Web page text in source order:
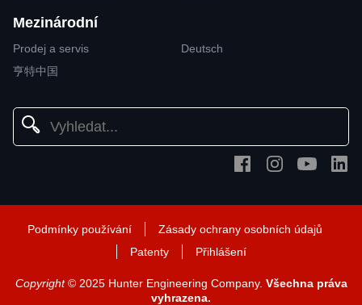
Mezinárodní
Prodej a servis
Deutsch
亨特中国
Podmínky používání
Zásady ochrany osobních údajů
Patenty
Přihlášení
Copyright© 2025 Hunter Engineering Company. Všechna práva
vyhrazena.